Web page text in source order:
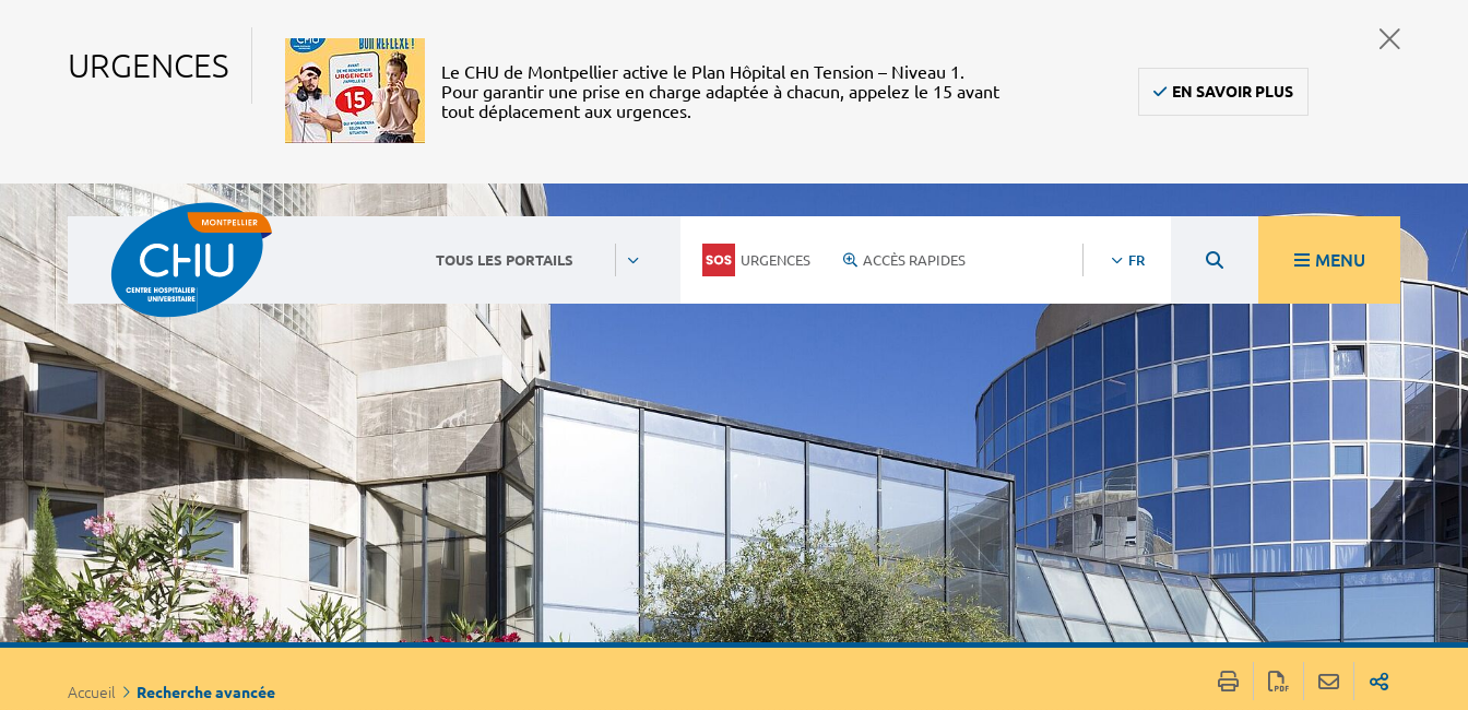
URGENCES
Le CHU de Montpellier active le Plan Hôpital en Tension – Niveau 1.
Pour garantir une prise en charge adaptée à chacun, appelez le 15 avant
tout déplacement aux urgences.
EN SAVOIR PLUS
TOUS LES PORTAILS URGENCES ACCÈS RAPIDES FR MENU
Accueil Recherche avancée